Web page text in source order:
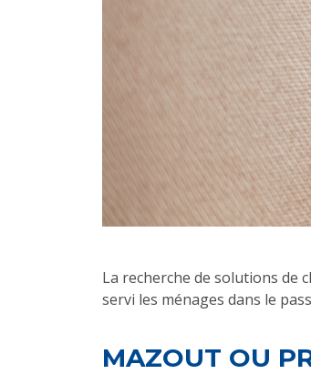
La recherche de solutions de
servi les ménages dans le
MAZOUT OU